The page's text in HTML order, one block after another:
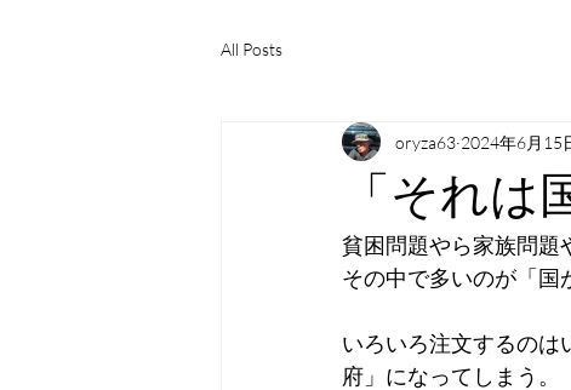
All Posts
「それ
oryza63 2024年6月15
貧困問題やら家族問題
その中で多いのが「国
いろいろ注文するのは
府」になってしまう。